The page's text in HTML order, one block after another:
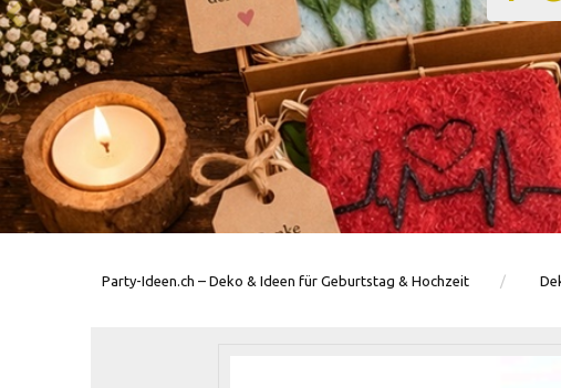
Party-Ideen.ch – Deko & Ideen für Geburtstag & Hochzeit